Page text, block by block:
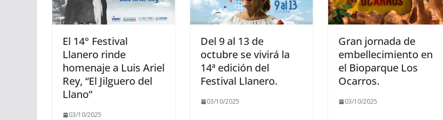
El 14° Festival
Llanero rinde
homenaje a Luis Ariel
Rey, “El Jilguero del
Llano”
03/10/2025
Del 9 al 13 de
octubre se vivirá la
14ª edición del
Festival Llanero.
03/10/2025
Gran jornada de
embellecimiento en
el Bioparque Los
Ocarros.
03/10/2025